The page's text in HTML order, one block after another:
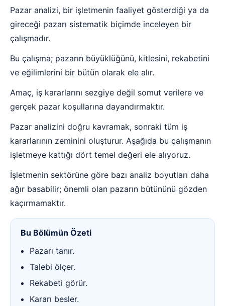
Pazar analizi, bir işletmenin faaliyet gösterdiği ya da
gireceği pazarı sistematik biçimde inceleyen bir
çalışmadır.
Bu çalışma; pazarın büyüklüğünü, kitlesini, rekabetini
ve eğilimlerini bir bütün olarak ele alır.
Amaç, iş kararlarını sezgiye değil somut verilere ve
gerçek pazar koşullarına dayandırmaktır.
Pazar analizini doğru kavramak, sonraki tüm iş
kararlarının zeminini oluşturur. Aşağıda bu çalışmanın
işletmeye kattığı dört temel değeri ele alıyoruz.
İşletmenin sektörüne göre bazı analiz boyutları daha
ağır basabilir; önemli olan pazarın bütününü gözden
kaçırmamaktır.
Bu Bölümün Özeti
Pazarı tanır.
Talebi ölçer.
Rekabeti görür.
Kararı besler.